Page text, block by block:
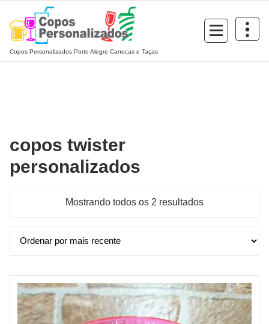
para
conteúdo
Copos Personalizados Porto Alegre Canecas e Taças
copos twister
personalizados
Mostrando todos os 2 resultadosClassificado